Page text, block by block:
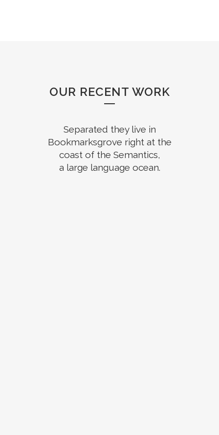
OUR RECENT WORK
Separated they live in
Bookmarksgrove right at the
coast of the Semantics,
a large language ocean.